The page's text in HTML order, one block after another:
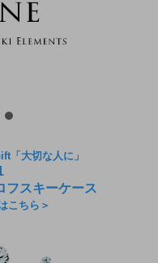
「大切な人に」
フスキーケース
こちら＞